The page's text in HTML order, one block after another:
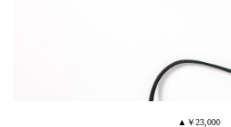
▲￥23,000